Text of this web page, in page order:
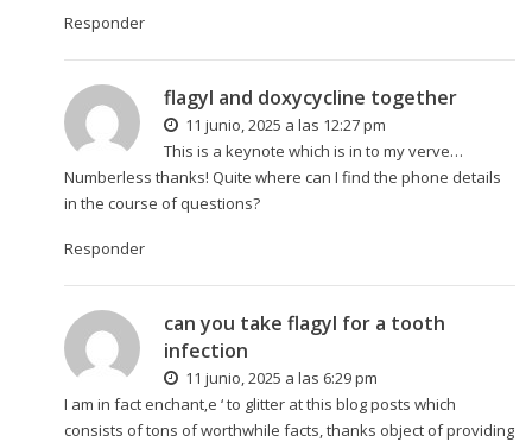
Responder
flagyl and doxycycline together
11 junio, 2025 a las 12:27 pm
This is a keynote which is in to my verve…
Numberless thanks! Quite where can I find the phone details
in the course of questions?
Responder
can you take flagyl for a tooth
infection
11 junio, 2025 a las 6:29 pm
I am in fact enchant‚e ‘ to glitter at this blog posts which
consists of tons of worthwhile facts, thanks object of providing